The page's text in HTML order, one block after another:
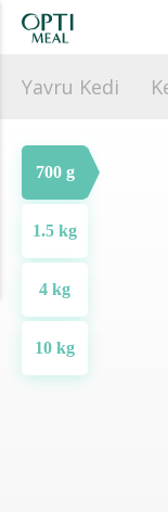
Yavru Kedi
700 g
1.5 kg
4 kg
10 kg